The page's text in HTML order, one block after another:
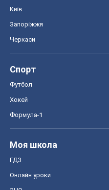
Київ
Запоріжжя
Черкаси
Спорт
Футбол
Хокей
Формула-1
Моя школа
ГДЗ
Онлайн уроки